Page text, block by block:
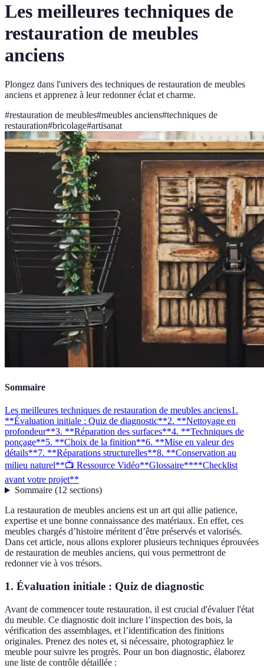
Les meilleures techniques de
restauration de meubles
anciens
Plongez dans l'univers des techniques de restauration de meubles
anciens et apprenez à leur redonner éclat et charme.
#restauration de meubles#meubles anciens#techniques de
restauration#bricolage#artisanat
Sommaire
Les meilleures techniques de restauration de meubles anciens1.
**Évaluation initiale : Quiz de diagnostic**2. **Nettoyage en
profondeur**3. **Réparation des surfaces**4. **Techniques de
ponçage**5. **Choix de la finition**6. **Mise en valeur des
détails**7. **Réparations structurelles**8. **Conservation au
milieu naturel**📺 Ressource Vidéo**Glossaire****Checklist
avant votre projet**
Sommaire(12 sections)
La restauration de meubles anciens est un art qui allie patience,
expertise et une bonne connaissance des matériaux. En effet, ces
meubles chargés d’histoire méritent d’être préservés et valorisés.
Dans cet article, nous allons explorer plusieurs techniques éprouvées
de restauration de meubles anciens, qui vous permettront de
redonner vie à vos trésors.
1. Évaluation initiale : Quiz de diagnostic
Avant de commencer toute restauration, il est crucial d'évaluer l'état
du meuble. Ce diagnostic doit inclure l’inspection des bois, la
vérification des assemblages, et l’identification des finitions
originales. Prenez des notes et, si nécessaire, photographiez le
meuble pour suivre les progrès. Pour un bon diagnostic, élaborez
une liste de contrôle détaillée :